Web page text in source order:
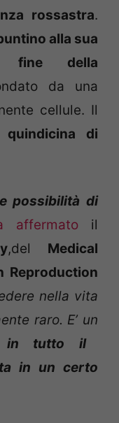
rossastra.
alla sua
fine della
da una
cellule. Il
di
possibilità di
affermato il
,del Medical
Reproduction
nella vita
raro. E’ un
in tutto il
in un certo